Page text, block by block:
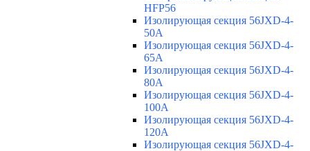
HFP56
Изолирующая секция 56JXD-4-
50A
Изолирующая секция 56JXD-4-
65A
Изолирующая секция 56JXD-4-
80A
Изолирующая секция 56JXD-4-
100A
Изолирующая секция 56JXD-4-
120A
Изолирующая секция 56JXD-4-